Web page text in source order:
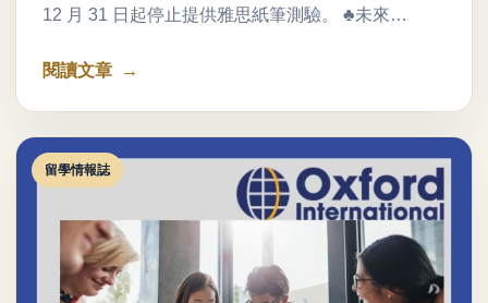
12 月 31 日起停止提供雅思紙筆測驗。 ♣未來…
閱讀文章
留學情報誌